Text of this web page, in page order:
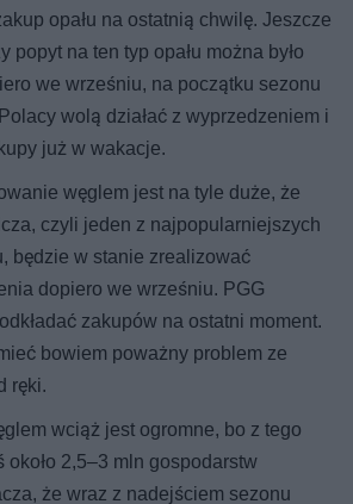
opału na ostatnią chwilę. Jeszcze
popyt na ten typ opału można było
we wrześniu, na początku sezonu
wolą działać z wyprzedzeniem i
już w wakacje.
węglem jest na tyle duże, że
czyli jeden z najpopularniejszych
będzie w stanie zrealizować
dopiero we wrześniu. PGG
zakupów na ostatni moment.
bowiem poważny problem ze
ręki.
wciąż jest ogromne, bo z tego
2,5–3 mln gospodarstw
że wraz z nadejściem sezonu